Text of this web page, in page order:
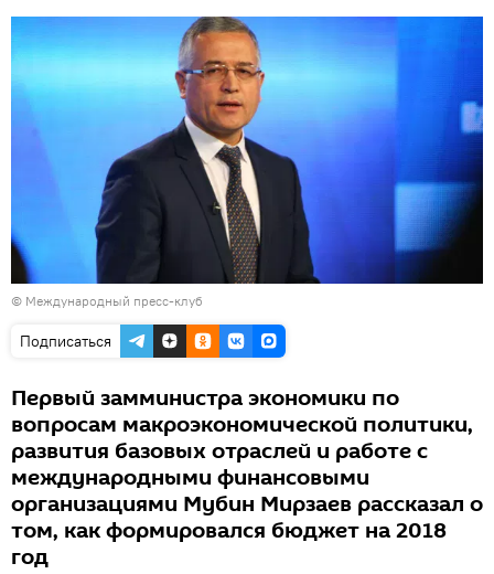
© Международный пресс-клуб
Подписаться
Первый замминистра экономики по
вопросам макроэкономической политики,
развития базовых отраслей и работе с
международными финансовыми
организациями Мубин Мирзаев рассказал о
том, как формировался бюджет на 2018
год